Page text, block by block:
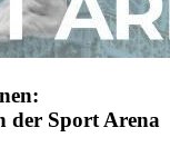
der Sport Arena